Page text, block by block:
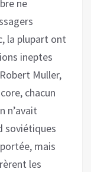
ne
la plupart ont
ineptes
Muller,
chacun
n’avait
soviétiques
mais
les